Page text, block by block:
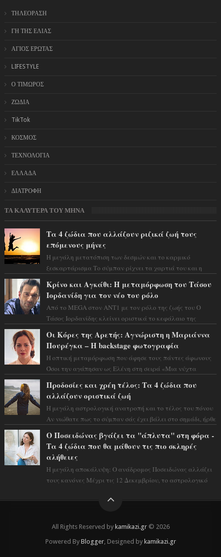
ΤΗΛΕΟΡΑΣΗ
ΓΗ ΤΗΣ ΕΛΙΑΣ
ΑΓΙΟΣ ΕΡΩΤΑΣ
LIFESTYLE
Ο ΤΙΜΩΡΟΣ
ΖΩΔΙΑ
TikTok
ΚΟΣΜΟΣ
ΤΕΧΝΟΛΟΓΙΑ
ΕΛΛΑΔΑ
ΔΙΑΤΡΟΦΗ
ΤΑ ΚΑΛΥΤΕΡΑ ΤΟΥ ΜΗΝΑ
Τα 4 ζώδια που αλλάζουν ριζικά ζωή τους
επόμενους μήνες
Η μεγάλη μετατόπιση των δεσμών και το καρμικό
ξεσκαρτάρισμα Το σύμπαν ρίχνει τα χαρτιά του και η
Κρίνο και Αγκάθι: Η μεταμόρφωση του Τάσου
Ιορδανίδη για τον νέο του ρόλο
Από το MEGA στον ΑΝΤ1 με τον ρόλο της ζωής του Ο
Τάσος Ιορδανίδης κλείνει οριστικά το κεφάλαιο της
Οι Κόρες της Αρετής: Αγνώριστη η Μαριάννα
Πουρέγκα – H backstage φωτογραφία
Η οπτική μεταμόρφωση που άφησε τους πάντες άφωνους
Όσοι την αγάπησαν ως Ελένη στη σειρά «Μια νύχτα
Προδοσίες και χρέη τέλος: Τα 4 ζώδια που
αλλάζουν οριστικά ζωή
Η μεγάλη αστρολογική ανατροπή και το τέλος του πόνου
Αν νιώθατε πως το σύμπαν σάς έχει βάλει στο σημάδι, ήρθε
Ο Ποσειδώνας βγάζει τα "άπλυτα" στη φόρα -
Τα 4 ζώδια που θα μάθουν τις πιο σκληρές
αλήθειες
Η μεγάλη αποκάλυψη: Ο ανάδρομος Ποσειδώνας αλλάζει
τους κανόνες Μέχρι τις 12 Δεκεμβρίου, το αστρολογικό
All Rights Reserved by kamikazi.gr© 2026
Powered By Blogger, Designed by kamikazi.gr